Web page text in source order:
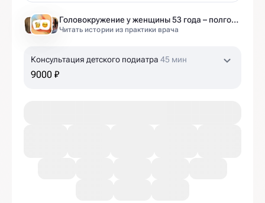
Головокружение у женщины 53 года – полгода без диагноза и 6 занятий до результата
Читать истории из практики врача
Консультация детского подиатра 45 мин
9000 ₽